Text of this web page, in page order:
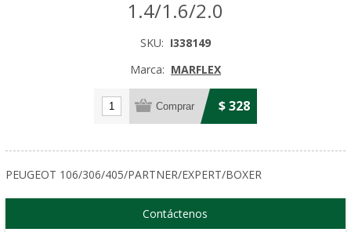
1.4/1.6/2.0
SKU: I338149
Marca: MARFLEX
$ 328
PEUGEOT 106/306/405/PARTNER/EXPERT/BOXER
Contáctenos